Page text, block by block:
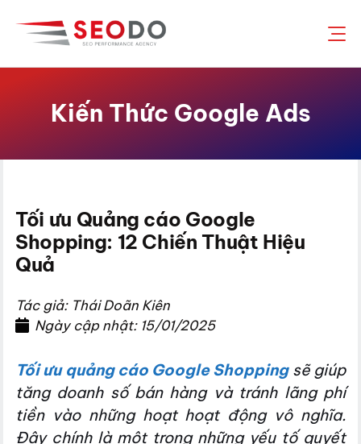
đến
Kiến Thức Google Ads
Tối ưu Quảng cáo Google
Shopping: 12 Chiến Thuật Hiệu
Quả
Tác giả: Thái Doãn Kiên
Ngày cập nhật: 15/01/2025
Tối ưu quảng cáo Google Shoppingsẽ giúp
tăng doanh số bán hàng và tránh lãng phí
tiền vào những hoạt hoạt động vô nghĩa.
Đây chính là một trong những yếu tố quyết